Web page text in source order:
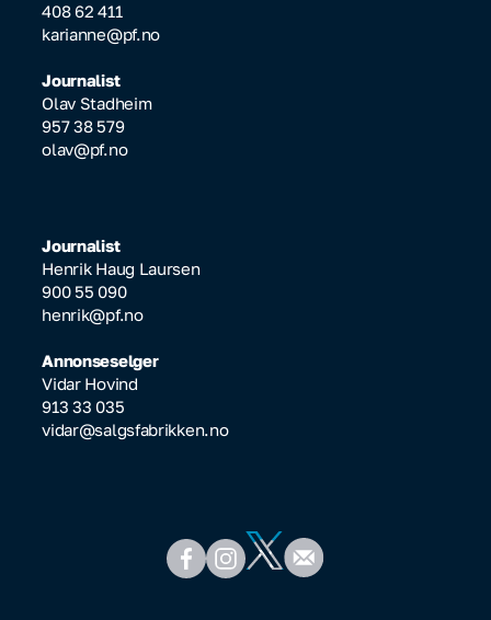
408 62 411
karianne@pf.no
Journalist
Olav Stadheim
957 38 579
olav@pf.no
Journalist
Henrik Haug Laursen
900 55 090
henrik@pf.no
Annonseselger
Vidar Hovind
913 33 035
vidar@salgsfabrikken.no